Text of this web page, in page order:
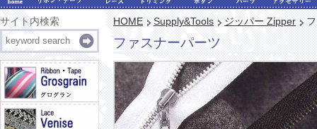
サイト内検索 HOME Supply&Tools ジッパー Zipper
ファスナーパーツ